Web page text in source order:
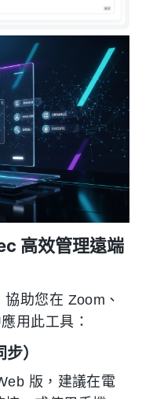
高效管理遠端
助您在 Zoom、
用此工具：
）
版，建議在電